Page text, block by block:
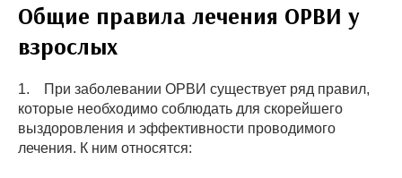
Общие правила лечения ОРВИ у
взрослых
1. При заболевании ОРВИ существует ряд правил,
которые необходимо соблюдать для скорейшего
выздоровления и эффективности проводимого
лечения. К ним относятся: